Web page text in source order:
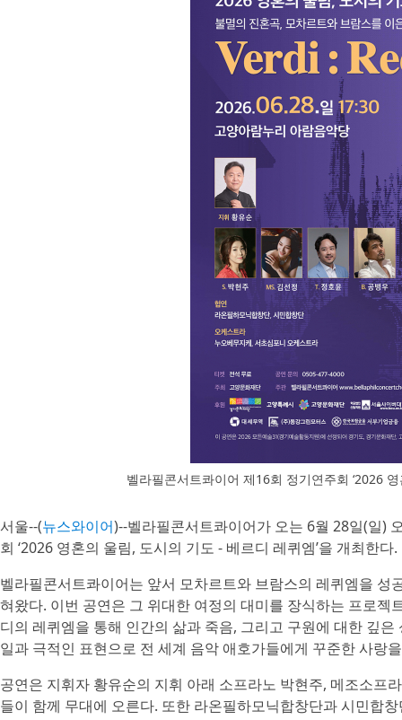
벨라필콘서트콰이어 제16회 정기연주회 ‘2026
서울--(뉴스와이어)--벨라필콘서트콰이어가 오는 6월 28일(일)
회 ‘2026 영혼의 울림, 도시의 기도 - 베르디 레퀴엠’을 개최한다.
벨라필콘서트콰이어는 앞서 모차르트와 브람스의 레퀴엠을
혀왔다. 이번 공연은 그 위대한 여정의 대미를 장식하는 프로
디의 레퀴엠을 통해 인간의 삶과 죽음, 그리고 구원에 대한 깊
일과 극적인 표현으로 전 세계 음악 애호가들에게 꾸준한 사랑
공연은 지휘자 황유순의 지휘 아래 소프라노 박현주, 메조소프
들이 함께 무대에 오른다. 또한 라온필하모닉합창단과 시민합